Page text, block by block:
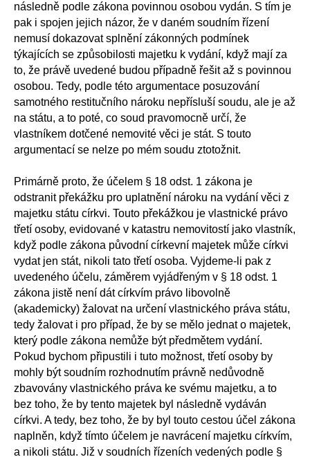
následně podle zákona povinnou osobou vydán. S tím je
pak i spojen jejich názor, že v daném soudním řízení
nemusí dokazovat splnění zákonných podmínek
týkajících se způsobilosti majetku k vydání, když mají za
to, že právě uvedené budou případně řešit až s povinnou
osobou. Tedy, podle této argumentace posuzování
samotného restitučního nároku nepřísluší soudu, ale je až
na státu, a to poté, co soud pravomocně určí, že
vlastníkem dotčené nemovité věci je stát. S touto
argumentací se nelze po mém soudu ztotožnit.
Primárně proto, že účelem § 18 odst. 1 zákona je
odstranit překážku pro uplatnění nároku na vydání věci z
majetku státu církvi. Touto překážkou je vlastnické právo
třetí osoby, evidované v katastru nemovitostí jako vlastník,
když podle zákona původní církevní majetek může církvi
vydat jen stát, nikoli tato třetí osoba. Vyjdeme-li pak z
uvedeného účelu, záměrem vyjádřeným v § 18 odst. 1
zákona jistě není dát církvím právo libovolně
(akademicky) žalovat na určení vlastnického práva státu,
tedy žalovat i pro případ, že by se mělo jednat o majetek,
který podle zákona nemůže být předmětem vydání.
Pokud bychom připustili i tuto možnost, třetí osoby by
mohly být soudním rozhodnutím právně nedůvodně
zbavovány vlastnického práva ke svému majetku, a to
bez toho, že by tento majetek byl následně vydáván
církvi. A tedy, bez toho, že by byl touto cestou účel zákona
naplněn, když tímto účelem je navrácení majetku církvím,
a nikoli státu. Již v soudních řízeních vedených podle §